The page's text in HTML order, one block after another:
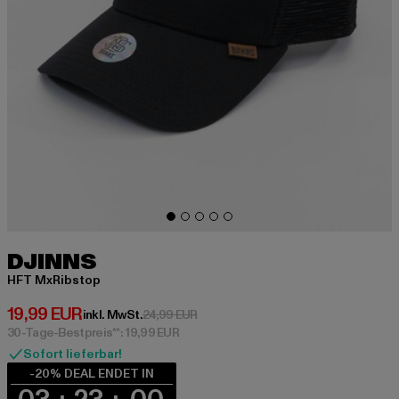
DJINNS
HFT MxRibstop
19,99 EUR
Derzeitiger Preis: 19,99 EUR
inkl. MwSt.24,99 EURAktionspreis: 24,99 EUR
30-Tage-Bestpreis**: 19,99 EUR
Sofort lieferbar!
-20% DEAL ENDET IN